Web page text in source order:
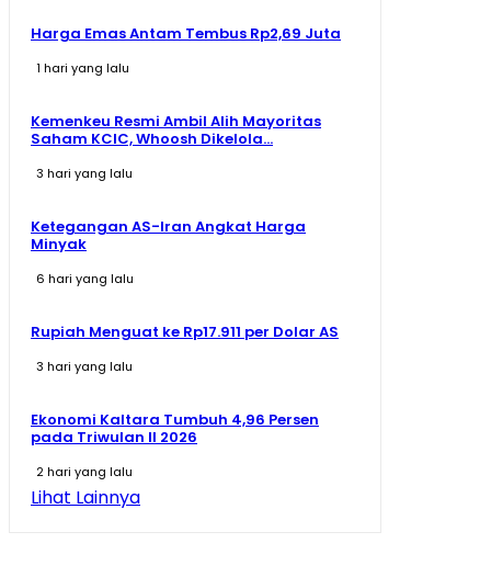
Harga Emas Antam Tembus Rp2,69 Juta
1 hari yang lalu
Kemenkeu Resmi Ambil Alih Mayoritas
Saham KCIC, Whoosh Dikelola...
3 hari yang lalu
Ketegangan AS-Iran Angkat Harga
Minyak
6 hari yang lalu
Rupiah Menguat ke Rp17.911 per Dolar AS
3 hari yang lalu
Ekonomi Kaltara Tumbuh 4,96 Persen
pada Triwulan II 2026
2 hari yang lalu
Lihat Lainnya